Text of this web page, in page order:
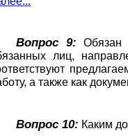
Вопрос 9: Обязан
лиц,
а также как
Вопрос 10: Каким